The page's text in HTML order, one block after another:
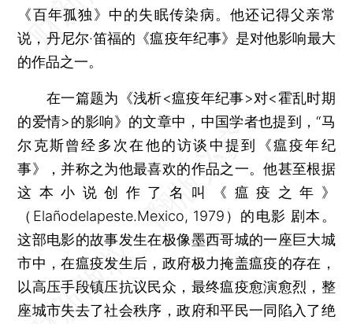
《百年孤独》中的失眠传染病。他还记得父亲常
说，丹尼尔·笛福的《瘟疫年纪事》是对他影响最大
的作品之一。
在一篇题为《浅析<瘟疫年纪事>对<霍乱时期
的爱情>的影响》的文章中，中国学者也提到，“马
尔克斯曾经多次在他的访谈中提到《瘟疫年纪
事》，并称之为他最喜欢的作品之一。他甚至根据
这本小说创作了名叫《瘟疫之年》
（Elañodelapeste.Mexico, 1979）的电影 剧本。
这部电影的故事发生在极像墨西哥城的一座巨大城
市中，在瘟疫发生后，政府极力掩盖瘟疫的存在，
以高压手段镇压抗议民众，最终瘟疫愈演愈烈，整
座城市失去了社会秩序，政府和平民一同陷入了绝